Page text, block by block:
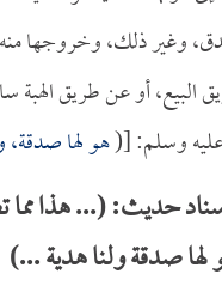
وغير ذلك، وخروجها
أو عن طريق الهبة
عليه وسلم: [(هو لها صدقة،
حديث: (... هذا مما
لها صدقة ولنا هدية ...)